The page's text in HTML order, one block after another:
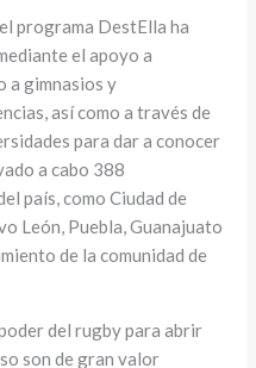
programa DestElla ha
el apoyo a
a gimnasios y
así como a través de
para dar a conocer
a cabo 388
país, como Ciudad de
León, Puebla, Guanajuato
de la comunidad de
del rugby para abrir
son de gran valor